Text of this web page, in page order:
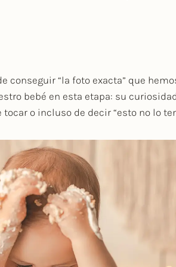
conseguir “la foto exacta” que
bebé en esta etapa: su
o incluso de decir “esto no lo